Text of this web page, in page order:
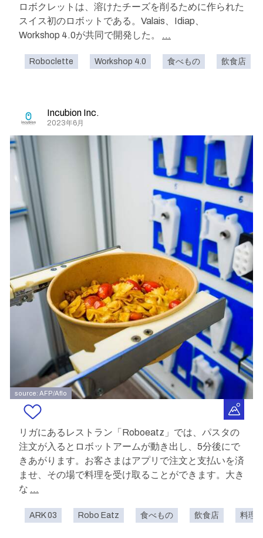
ロボクレットは、溶けたチーズを削るために作られた
スイス初のロボットである。Valais、Idiap、
Workshop 4.0が共同で開発した。
...
Roboclette Workshop 4.0 食べもの 飲食店
Incubion Inc.
2023年6月
source: AFP/Aflo
リガにあるレストラン「Roboeatz」では、パスタの
注文が入るとロボットアームが動き出し、5分後にで
きあがります。お客さまはアプリで注文と支払いを済
ませ、その場で料理を受け取ることができます。大き
な ...
ARK 03 Robo Eatz 食べもの 飲食店 料理